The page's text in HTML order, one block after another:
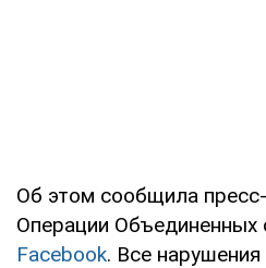
Об этом сообщила
Операции Объединенных
Facebook. Все